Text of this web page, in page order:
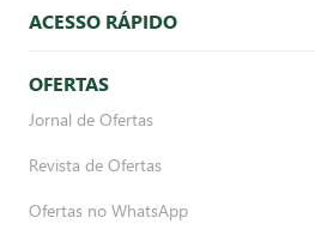
ACESSO RÁPIDO
OFERTAS
Jornal de Ofertas
Revista de Ofertas
Ofertas no WhatsApp